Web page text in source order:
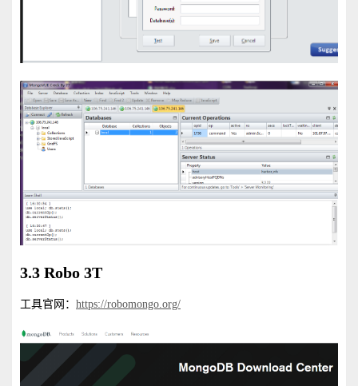
3.3 Robo 3T
工具官网： https://robomongo.org/